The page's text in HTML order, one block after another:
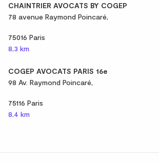
CHAINTRIER AVOCATS BY COGEP
78 avenue Raymond Poincaré,
75016 Paris
8,3 km
COGEP AVOCATS PARIS 16e
98 Av. Raymond Poincaré,
75116 Paris
8,4 km